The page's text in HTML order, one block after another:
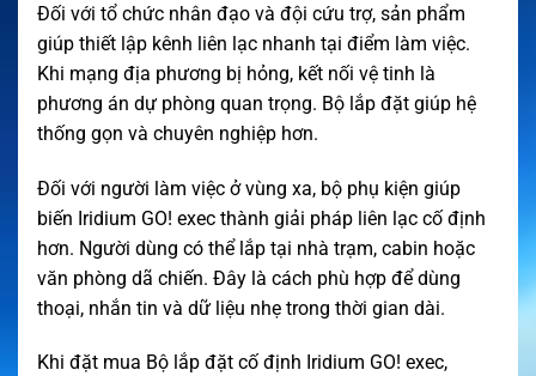
Đối với tổ chức nhân đạo và đội cứu trợ, sản phẩm
giúp thiết lập kênh liên lạc nhanh tại điểm làm việc.
Khi mạng địa phương bị hỏng, kết nối vệ tinh là
phương án dự phòng quan trọng. Bộ lắp đặt giúp hệ
thống gọn và chuyên nghiệp hơn.
Đối với người làm việc ở vùng xa, bộ phụ kiện giúp
biến Iridium GO! exec thành giải pháp liên lạc cố định
hơn. Người dùng có thể lắp tại nhà trạm, cabin hoặc
văn phòng dã chiến. Đây là cách phù hợp để dùng
thoại, nhắn tin và dữ liệu nhẹ trong thời gian dài.
Khi đặt mua Bộ lắp đặt cố định Iridium GO! exec,